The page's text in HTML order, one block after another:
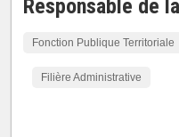
Responsable de
Fonction Publique Territoriale
Filière Administrative